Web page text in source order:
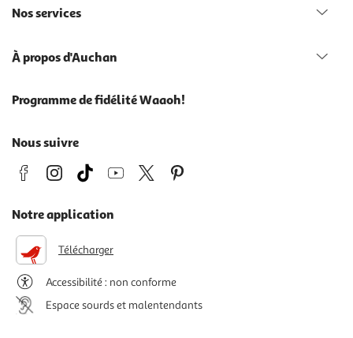
Nos services
À propos d'Auchan
Programme de fidélité Waaoh!
Nous suivre
Notre application
Télécharger
Accessibilité : non conforme
Espace sourds et malentendants